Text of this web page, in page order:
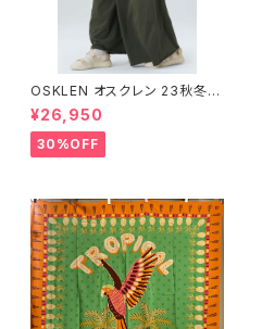
OSKLEN オスクレン 23秋冬
ボトムス 1045-69665
¥26,950
30%OFF